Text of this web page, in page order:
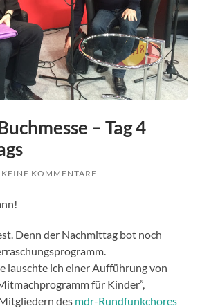
– Tag 4
KEINE KOMMENTARE
Denn der Nachmittag bot noch
lauschte ich einer Aufführung von
für Kinder”,
des mdr-Rundfunkchores